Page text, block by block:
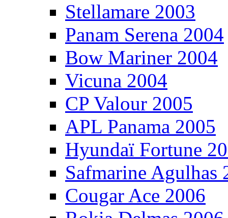
Stellamare 2003
Panam Serena 2004
Bow Mariner 2004
Vicuna 2004
CP Valour 2005
APL Panama 2005
Hyundaï Fortune
Safmarine Agulhas
Cougar Ace 2006